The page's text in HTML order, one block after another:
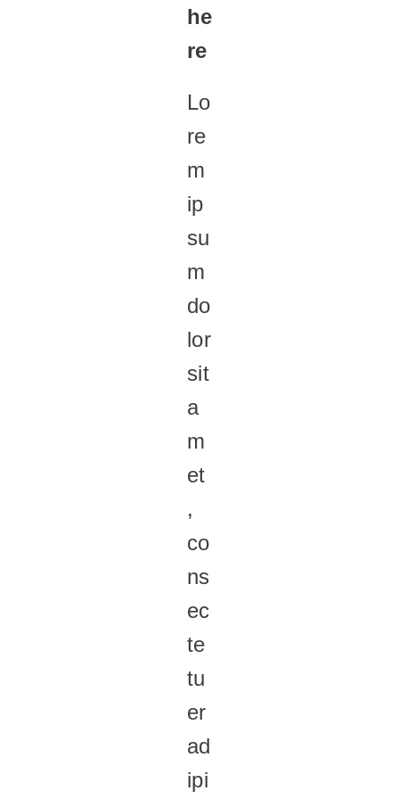
he
re
Lo
re
m
ip
su
m
do
lor
sit
a
m
et
,
co
ns
ec
te
tu
er
ad
ipi